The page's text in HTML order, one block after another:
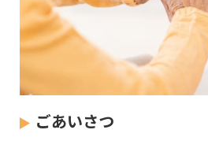
ごあいさつ